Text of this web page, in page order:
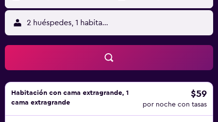
2 huéspedes, 1 habitación
Habitación con cama extragrande, 1
cama extragrande
$59
por noche con tasas